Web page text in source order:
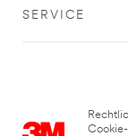
SERVICE